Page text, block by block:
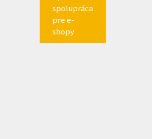
spolupráca
pre e-
shopy